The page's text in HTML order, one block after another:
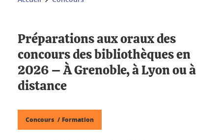
Préparations aux oraux des
concours des bibliothèques en
2026 – À Grenoble, à Lyon ou à
distance
Concours Formation